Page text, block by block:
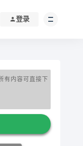
登录
有内容可直接下